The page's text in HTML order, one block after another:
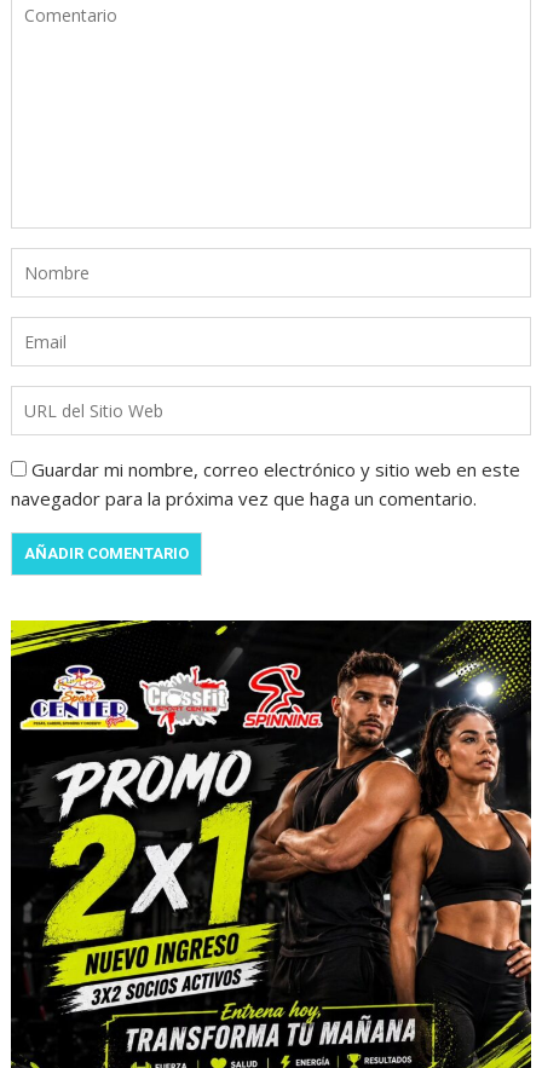
Guardar mi nombre, correo electrónico y sitio web en este
navegador para la próxima vez que haga un comentario.